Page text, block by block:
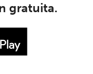
gratuita.